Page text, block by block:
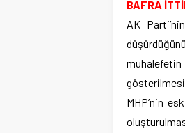
BAFRA
AK
muhalefetin
MHP’nin